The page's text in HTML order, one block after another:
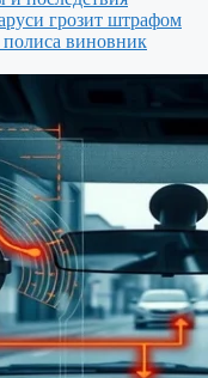
грозит штрафом
виновник